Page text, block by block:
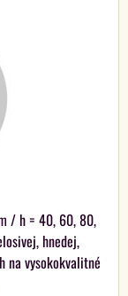
/ h = 40, 60, 80,
hnedej,
na vysokokvalitné